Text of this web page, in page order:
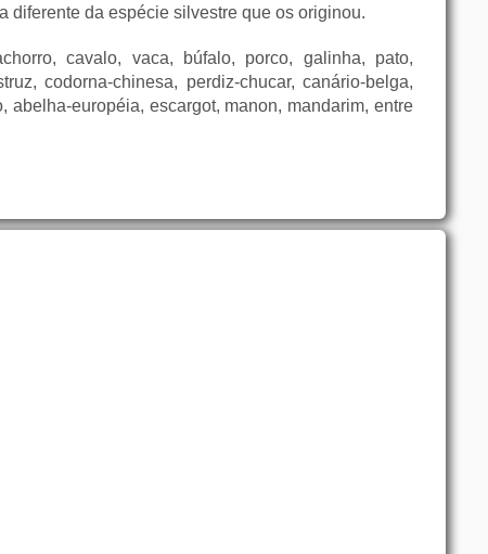
diferente da espécie silvestre que os originou.
cavalo, vaca, búfalo, porco, galinha, pato,
codorna-chinesa, perdiz-chucar, canário-belga,
abelha-européia, escargot, manon, mandarim, entre